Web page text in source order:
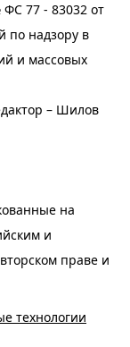
77 - 83032 от
по надзору в
и массовых
– Шилов
на
и
праве и
технологии